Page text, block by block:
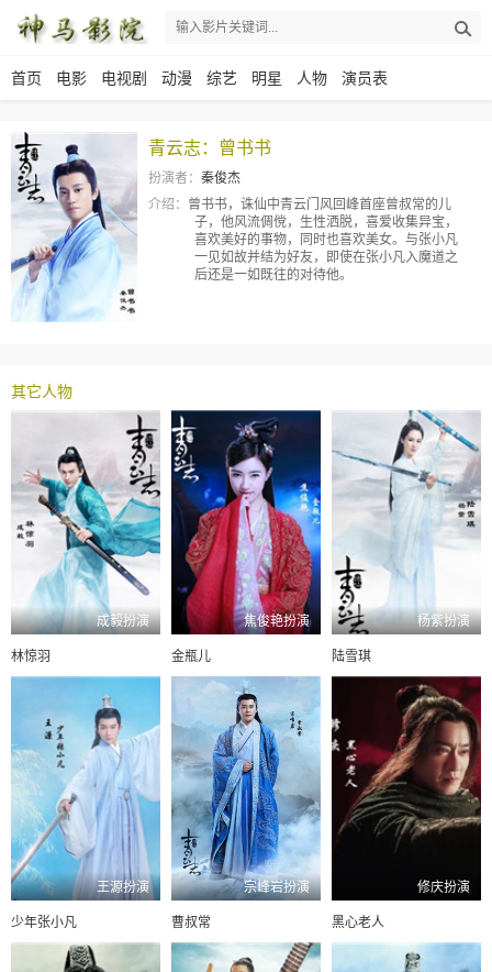
首页 电影 电视剧 动漫 综艺 明星 人物 演员表
青云志：曾书书
扮演者： 秦俊杰
介绍： 曾书书，诛仙中青云门风回峰首座曾叔常的儿
子，他风流倜傥，生性洒脱，喜爱收集异宝，
喜欢美好的事物，同时也喜欢美女。与张小凡
一见如故并结为好友，即使在张小凡入魔道之
后还是一如既往的对待他。
其它人物
成毅扮演
林惊羽
焦俊艳扮演
金瓶儿
杨紫扮演
陆雪琪
王源扮演
少年张小凡
宗峰岩扮演
曹叔常
修庆扮演
黑心老人